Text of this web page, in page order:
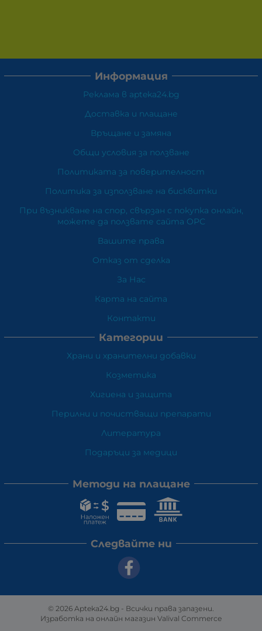
Информация
Реклама в apteka24.bg
Доставка и плащане
Връщане и замяна
Общи условия за ползване
Политиката за поверителност
Политика за използване на бисквитки
При възникване на спор, свързан с покупка онлайн,
можете да ползвате сайта ОРС
Вашите права
Отказ от сделка
За Нас
Карта на сайта
Контакти
Категории
Храни и хранителни добавки
Козметика
Хигиена и защита
Перилни и почистващи препарати
Литература
Подаръци за медици
Методи на плащане
Следвайте ни
© 2026 Apteka24.bg - Всички права запазени.
Изработка на онлайн магазин Valival Commerce